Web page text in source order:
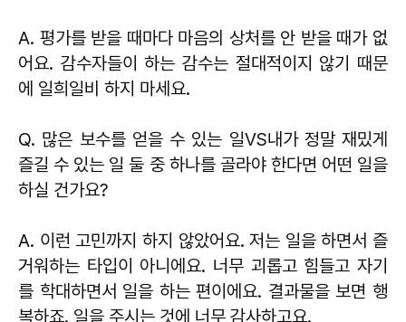
A. 평가를 받을 때마다 마음의 상처를 안 받을 때가 없
어요. 감수자들이 하는 감수는 절대적이지 않기 때문
에 일희일비 하지 마세요.
Q. 많은 보수를 얻을 수 있는 일VS내가 정말 재밌게
즐길 수 있는 일 둘 중 하나를 골라야 한다면 어떤 일을
하실 건가요?
A. 이런 고민까지 하지 않았어요. 저는 일을 하면서 즐
거워하는 타입이 아니에요. 너무 괴롭고 힘들고 자기
를 학대하면서 일을 하는 편이에요. 결과물을 보면 행
복하죠. 일을 주시는 것에 너무 감사하고요.